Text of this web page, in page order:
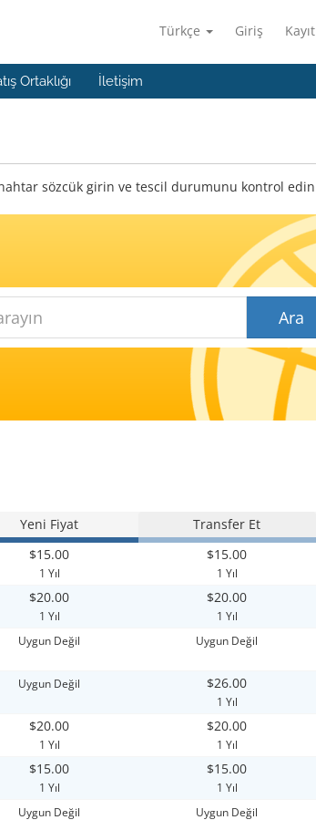
Türkçe Giriş Kayıt
Ortaklığı İletişim
sözcük girin ve tescil durumunu kontrol
Ara
Yeni Fiyat Transfer Et
$15.00
1 Yıl
$15.00
1 Yıl
$20.00
1 Yıl
$20.00
1 Yıl
Uygun Değil Uygun Değil
Uygun Değil $26.00
1 Yıl
$20.00
1 Yıl
$20.00
1 Yıl
$15.00
1 Yıl
$15.00
1 Yıl
Uygun Değil Uygun Değil